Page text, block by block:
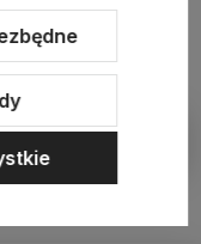
Modern 3.0™